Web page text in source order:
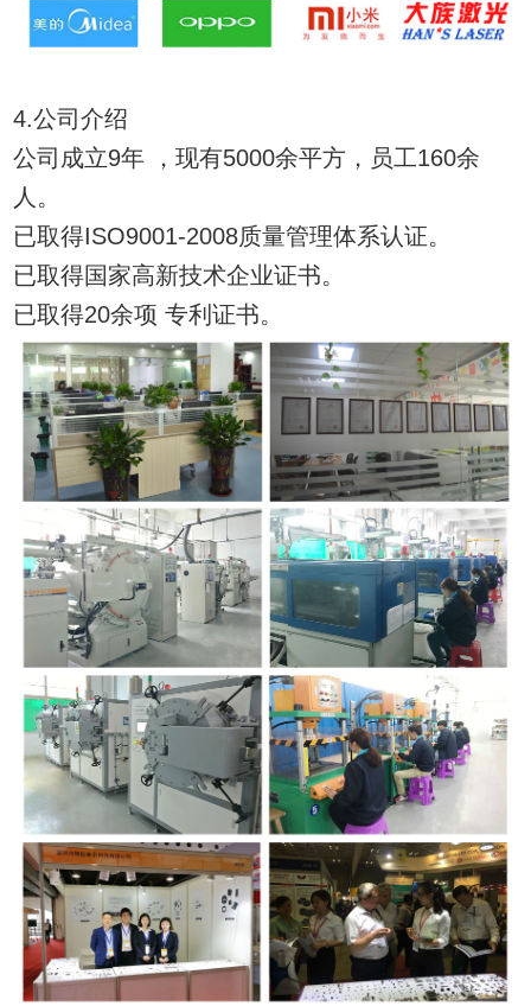
4.公司介绍
公司成立9年 ，现有5000余平方，员工160余
人。
已取得ISO9001-2008质量管理体系认证。
已取得国家高新技术企业证书。
已取得20余项 专利证书。